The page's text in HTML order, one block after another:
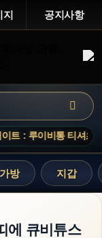
지 공지사항
: 루이비통 티셔츠, 아
가방 지갑
큐비튜스
에 큐비튜스